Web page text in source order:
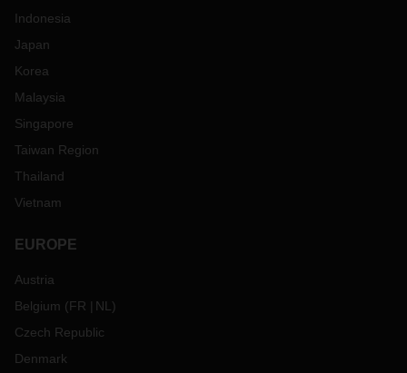
Indonesia
Japan
Korea
Malaysia
Singapore
Taiwan Region
Thailand
Vietnam
EUROPE
Austria
Belgium (FR NL )
Czech Republic
Denmark